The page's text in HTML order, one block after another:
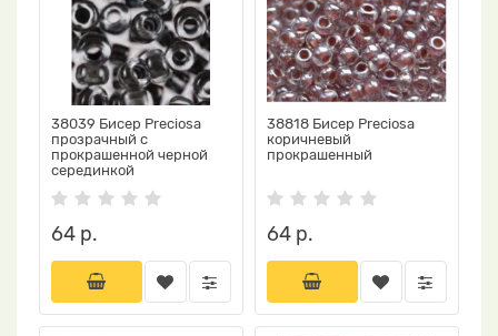
38039 Бисер Preciosa
прозрачный с
прокрашенной черной
серединкой
64 р.
38818 Бисер Preciosa
коричневый
прокрашенный
64 р.